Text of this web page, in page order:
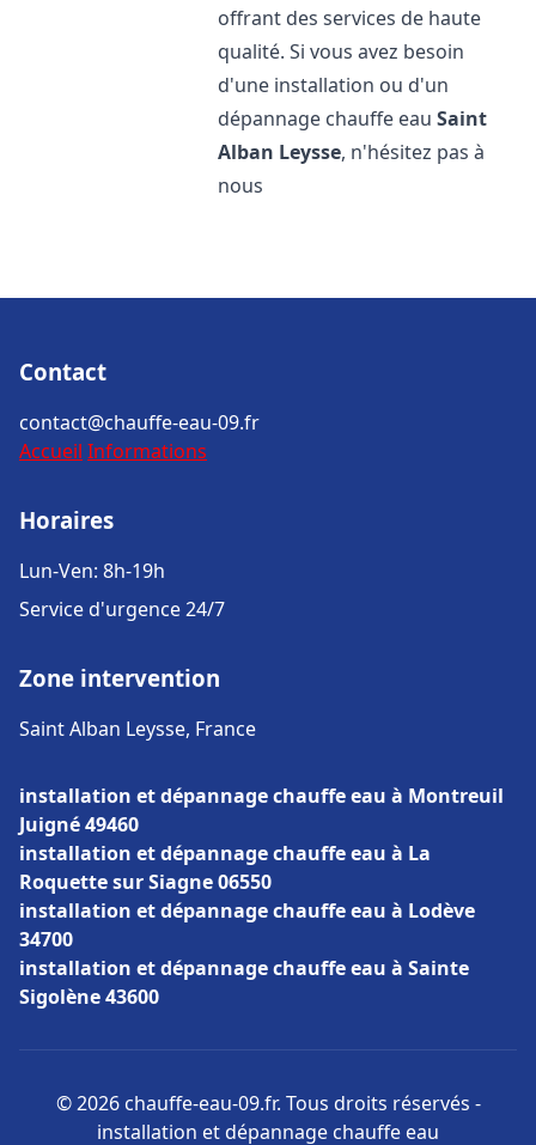
offrant des services de haute
qualité. Si vous avez besoin
d'une installation ou d'un
dépannage chauffe eauSaint
Alban Leysse, n'hésitez pas à
nous
Contact
contact@chauffe-eau-09.fr
Accueil Informations
Horaires
Lun-Ven: 8h-19h
Service d'urgence 24/7
Zone intervention
Saint Alban Leysse, France
installation et dépannage chauffe eau à Montreuil
Juigné 49460
installation et dépannage chauffe eau à La
Roquette sur Siagne 06550
installation et dépannage chauffe eau à Lodève
34700
installation et dépannage chauffe eau à Sainte
Sigolène 43600
© 2026 chauffe-eau-09.fr. Tous droits réservés -
installation et dépannage chauffe eau